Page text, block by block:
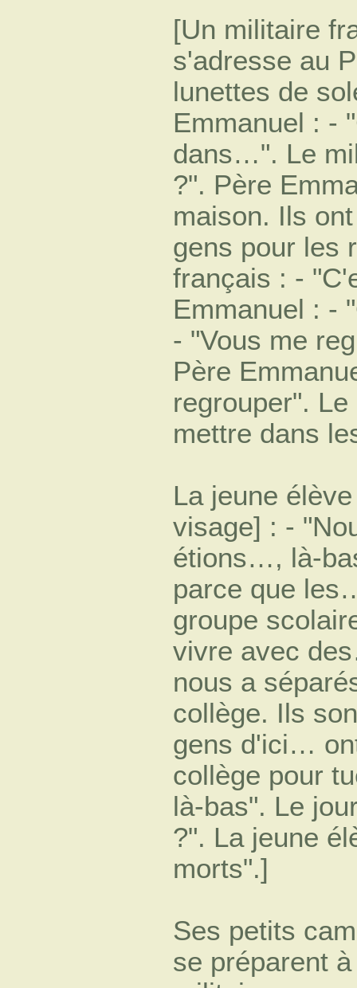
[Un militaire
s'adresse au
lunettes de
Emmanuel : -
dans…". Le
?". Père
maison. Ils
gens pour les
français : -
Emmanuel : -
- "Vous me
Père
regrouper".
mettre dans
La jeune
visage] : -
étions…, là-
parce que
groupe
vivre avec
nous a
collège. Ils
gens d'ici…
collège pour
là-bas". Le
?". La jeune
morts".]
Ses petits
se préparent